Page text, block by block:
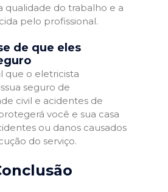
qualidade do trabalho e a
pelo profissional.
de que eles
que o eletricista
seguro de
civil e acidentes de
você e sua casa
ou danos causados
do serviço.